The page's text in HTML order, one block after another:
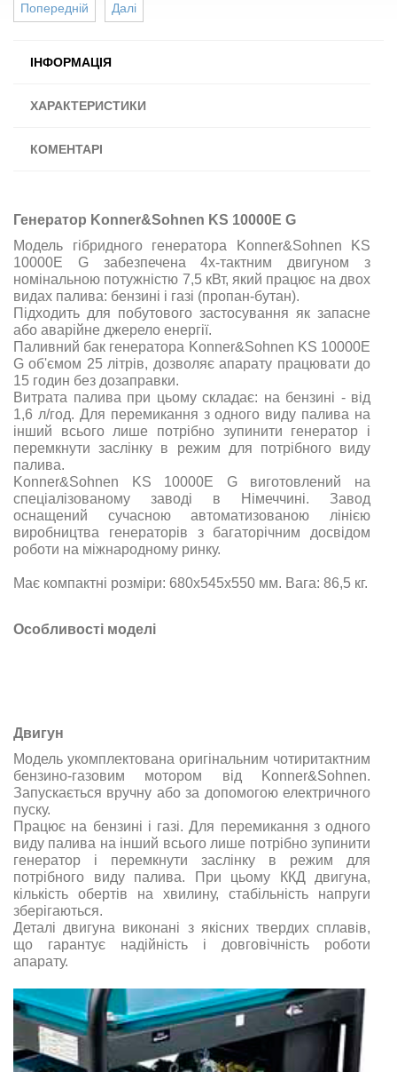
Далі
Попередній
ІНФОРМАЦІЯ
ХАРАКТЕРИСТИКИ
КОМЕНТАРІ
Генератор Konner&Sohnen KS 10000E G
Модель гібридного генератора Konner&Sohnen KS
10000E G забезпечена 4х-тактним двигуном з
номінальною потужністю 7,5 кВт, який працює на двох
видах палива: бензині і газі (пропан-бутан).
Підходить для побутового застосування як запасне
або аварійне джерело енергії.
Паливний бак генератора Konner&Sohnen KS 10000E
G об'ємом 25 літрів, дозволяє апарату працювати до
15 годин без дозаправки.
Витрата палива при цьому складає: на бензині - від
1,6 л/год. Для перемикання з одного виду палива на
інший всього лише потрібно зупинити генератор і
перемкнути заслінку в режим для потрібного виду
палива.
Konner&Sohnen KS 10000E G виготовлений на
спеціалізованому заводі в Німеччині. Завод
оснащений сучасною автоматизованою лінією
виробництва генераторів з багаторічним досвідом
роботи на міжнародному ринку.
Має компактні розміри: 680х545х550 мм. Вага: 86,5 кг.
Особливості моделі
Двигун
Модель укомплектована оригінальним чотиритактним
бензино-газовим мотором від Konner&Sohnen.
Запускається вручну або за допомогою електричного
пуску.
Працює на бензині і газі. Для перемикання з одного
виду палива на інший всього лише потрібно зупинити
генератор і перемкнути заслінку в режим для
потрібного виду палива. При цьому ККД двигуна,
кількість обертів на хвилину, стабільність напруги
зберігаються.
Деталі двигуна виконані з якісних твердих сплавів,
що гарантує надійність і довговічність роботи
апарату.